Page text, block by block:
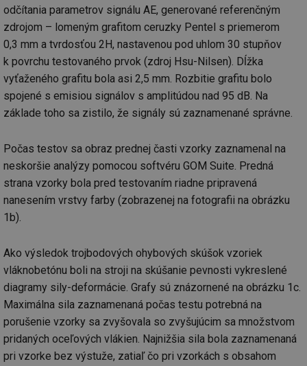
odčítania parametrov signálu AE, generované referenčným
zdrojom – lomeným grafitom ceruzky Pentel s priemerom
0,3 mm a tvrdosťou 2H, nastavenou pod uhlom 30 stupňov
k povrchu testovaného prvok (zdroj Hsu-Nilsen). Dĺžka
vyťaženého grafitu bola asi 2,5 mm. Rozbitie grafitu bolo
spojené s emisiou signálov s amplitúdou nad 95 dB. Na
základe toho sa zistilo, že signály sú zaznamenané správne.
Počas testov sa obraz prednej časti vzorky zaznamenal na
neskoršie analýzy pomocou softvéru GOM Suite. Predná
strana vzorky bola pred testovaním riadne pripravená
nanesením vrstvy farby (zobrazenej na fotografii na obrázku
1b).
Ako výsledok trojbodových ohybových skúšok vzoriek
vláknobetónu boli na stroji na skúšanie pevnosti vykreslené
diagramy sily-deformácie. Grafy sú znázornené na obrázku 1c.
Maximálna sila zaznamenaná počas testu potrebná na
porušenie vzorky sa zvyšovala so zvyšujúcim sa množstvom
pridaných oceľových vlákien. Najnižšia sila bola zaznamenaná
pri vzorke bez výstuže, zatiaľ čo pri vzorkách s obsahom